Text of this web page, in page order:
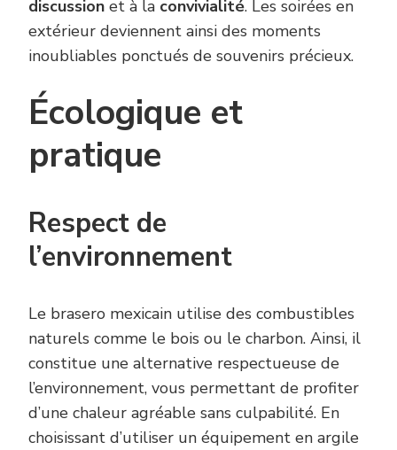
discussion et à la convivialité. Les soirées en
extérieur deviennent ainsi des moments
inoubliables ponctués de souvenirs précieux.
Écologique et
pratique
Respect de
l’environnement
Le brasero mexicain utilise des combustibles
naturels comme le bois ou le charbon. Ainsi, il
constitue une alternative respectueuse de
l’environnement, vous permettant de profiter
d’une chaleur agréable sans culpabilité. En
choisissant d’utiliser un équipement en argile